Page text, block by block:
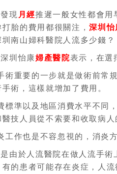
現 月經推遲一般女性都會用
打胎的費用都很關注，深圳怡
南山婦科醫院人流多少錢？
圳怡康婦產醫院表示，在選
術重要的一步就是做術前常規
術，這樣就增加了費用。
標準以及地區消費水平不同
技人員從不索要和收取病人
作也是不容忽視的，消炎
由於人流醫院在做人流手
的患者可能存在炎症，人